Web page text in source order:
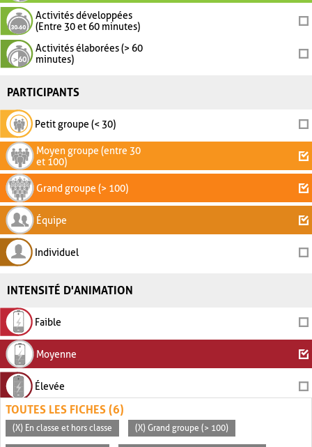
Activités développées
(Entre 30 et 60 minutes)
Activités élaborées (> 60
minutes)
PARTICIPANTS
Petit groupe (< 30)
Moyen groupe (entre 30
et 100)
Grand groupe (> 100)
Équipe
Individuel
INTENSITÉ D'ANIMATION
Faible
Moyenne
Élevée
TOUTES LES FICHES (6)
(X) En classe et hors classe (X) Grand groupe (> 100)